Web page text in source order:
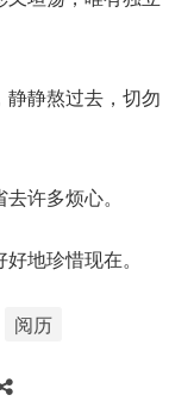
静熬过去，切勿
许多烦心。
地珍惜现在。
阅历